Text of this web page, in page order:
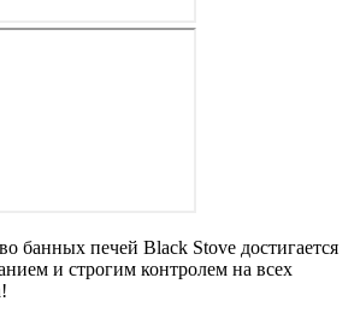
банных печей Black Stove достигается
и строгим контролем на всех